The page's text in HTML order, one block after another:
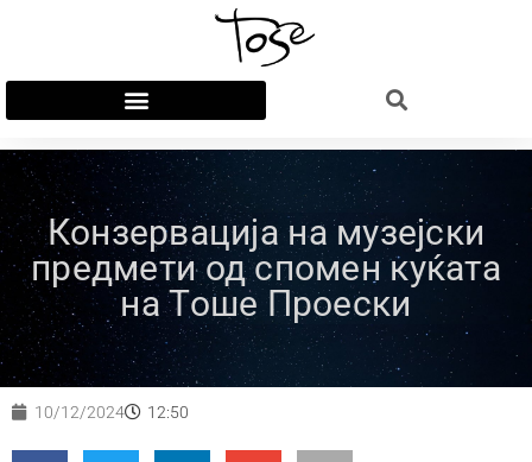
Конзервација на музејски
предмети од спомен куќата
на Тоше Проески
10/12/2024 12:50